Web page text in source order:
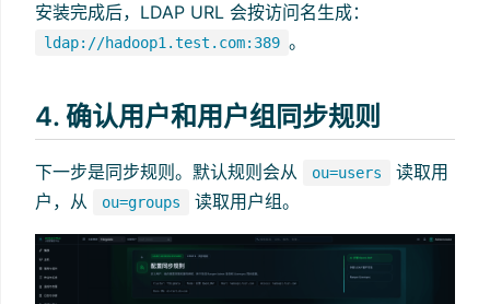
安装完成后，LDAP URL 会按访问名生成：
ldap://hadoop1.test.com:389 。
4. 确认用户和用户组同步规则
下一步是同步规则。默认规则会从 ou=users
读取用
户，从
ou=groups 读取用户组。